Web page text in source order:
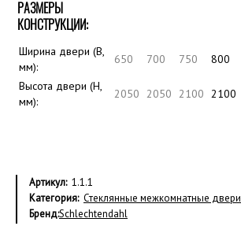
РАЗМЕРЫ
КОНСТРУКЦИИ:
Ширина двери (B,
мм):
650 700 750 800
Высота двери (H,
мм):
2050 2050 2100 2100
Артикул: 1.1.1
Категория: Стеклянные межкомнатные двери
Бренд:Schlechtendahl